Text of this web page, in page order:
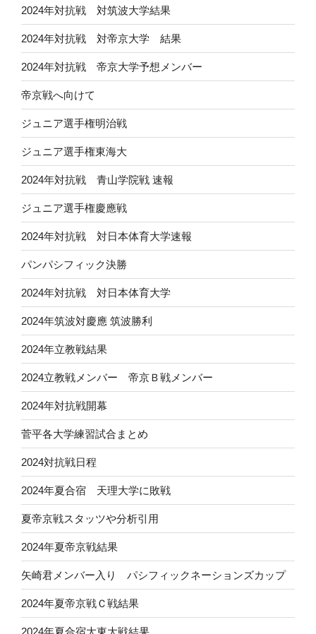
2024年対抗戦 対筑波大学結果
2024年対抗戦 対帝京大学 結果
2024年対抗戦 帝京大学予想メンバー
帝京戦へ向けて
ジュニア選手権明治戦
ジュニア選手権東海大
2024年対抗戦 青山学院戦 速報
ジュニア選手権慶應戦
2024年対抗戦 対日本体育大学速報
パンパシフィック決勝
2024年対抗戦 対日本体育大学
2024年筑波対慶應 筑波勝利
2024年立教戦結果
2024立教戦メンバー 帝京Ｂ戦メンバー
2024年対抗戦開幕
菅平各大学練習試合まとめ
2024対抗戦日程
2024年夏合宿 天理大学に敗戦
夏帝京戦スタッツや分析引用
2024年夏帝京戦結果
矢崎君メンバー入り パシフィックネーションズカップ
2024年夏帝京戦Ｃ戦結果
2024年夏合宿大東大戦結果